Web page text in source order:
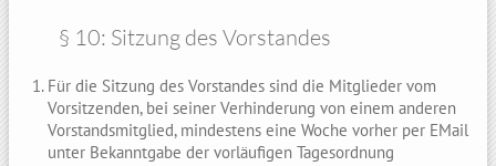
§ 10: Sitzung des Vorstandes
Für die Sitzung des Vorstandes sind die Mitglieder vom
Vorsitzenden, bei seiner Verhinderung von einem anderen
Vorstandsmitglied, mindestens eine Woche vorher per EMail
unter Bekanntgabe der vorläufigen Tagesordnung